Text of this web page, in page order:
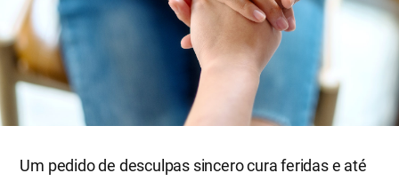
Um pedido de desculpas sincero cura feridas e até